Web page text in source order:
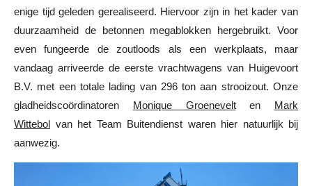
enige tijd geleden gerealiseerd. Hiervoor zijn in het kader van
duurzaamheid de betonnen megablokken hergebruikt. Voor
even fungeerde de zoutloods als een werkplaats, maar
vandaag arriveerde de eerste vrachtwagens van Huigevoort
B.V. met een totale lading van 296 ton aan strooizout. Onze
gladheidscoördinatoren Monique Groenevelten Mark
Wittebol van het Team Buitendienst waren hier natuurlijk bij
aanwezig.